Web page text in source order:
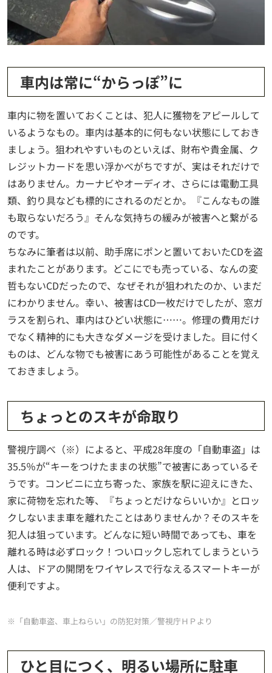
車内は常に“からっぽ”に
車内に物を置いておくことは、犯人に獲物をアピールして
いるようなもの。車内は基本的に何もない状態にしておき
ましょう。狙われやすいものといえば、財布や貴金属、ク
レジットカードを思い浮かべがちですが、実はそれだけで
はありません。カーナビやオーディオ、さらには電動工具
類、釣り具なども標的にされるのだとか。『こんなもの誰
も取らないだろう』そんな気持ちの緩みが被害へと繋がる
のです。
ちなみに筆者は以前、助手席にポンと置いておいたCDを盗
まれたことがあります。どこにでも売っている、なんの変
哲もないCDだったので、なぜそれが狙われたのか、いまだ
にわかりません。幸い、被害はCD一枚だけでしたが、窓ガ
ラスを割られ、車内はひどい状態に……。修理の費用だけ
でなく精神的にも大きなダメージを受けました。目に付く
ものは、どんな物でも被害にあう可能性があることを覚え
ておきましょう。
ちょっとのスキが命取り
警視庁調べ（※）によると、平成28年度の「自動車盗」は
35.5％が“キーをつけたままの状態”で被害にあっているそ
うです。コンビニに立ち寄った、家族を駅に迎えにきた、
家に荷物を忘れた等、『ちょっとだけならいいか』とロッ
クしないまま車を離れたことはありませんか？そのスキを
犯人は狙っています。どんなに短い時間であっても、車を
離れる時は必ずロック！ついロックし忘れてしまうという
人は、ドアの開閉をワイヤレスで行なえるスマートキーが
便利ですよ。
※「自動車盗、車上ねらい」の防犯対策／警視庁ＨＰより
ひと目につく、明るい場所に駐車